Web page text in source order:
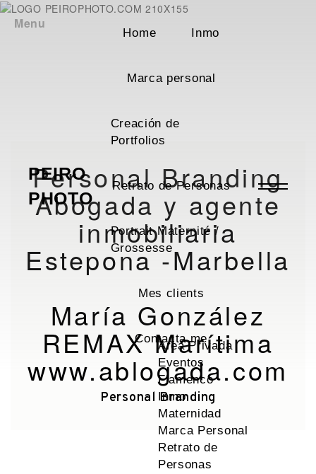
PEIRO
PHOTO
Menu
Home Inmo
Marca personal
Creación de
Portfolios
Retrato de Personas
Portrait Maternité /
Grossesse
Mes clients
Area Privada
Eventos
Flamenco
Inmo
Maternidad
Marca Personal
Retrato de
Personas
Contacta me
Personal Branding
Abogada y agente
inmobiliaria
Estepona -Marbella
María González
REMAX Marítima
www.ablogada.com
Personal Branding